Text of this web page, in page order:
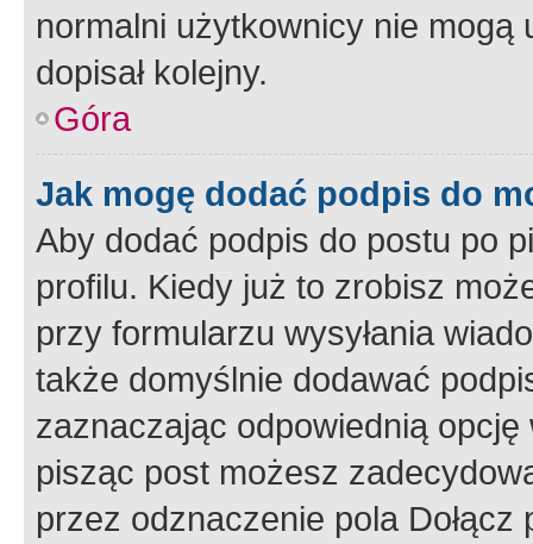
normalni użytkownicy nie
dopisał kolejny.
Góra
Jak mogę dodać podpis do
Aby dodać podpis do postu po
profilu. Kiedy już to zrobisz
przy formularzu wysyłania
także domyślnie dodawać
zaznaczając odpowiednią
pisząc post możesz
przez odznaczenie pola